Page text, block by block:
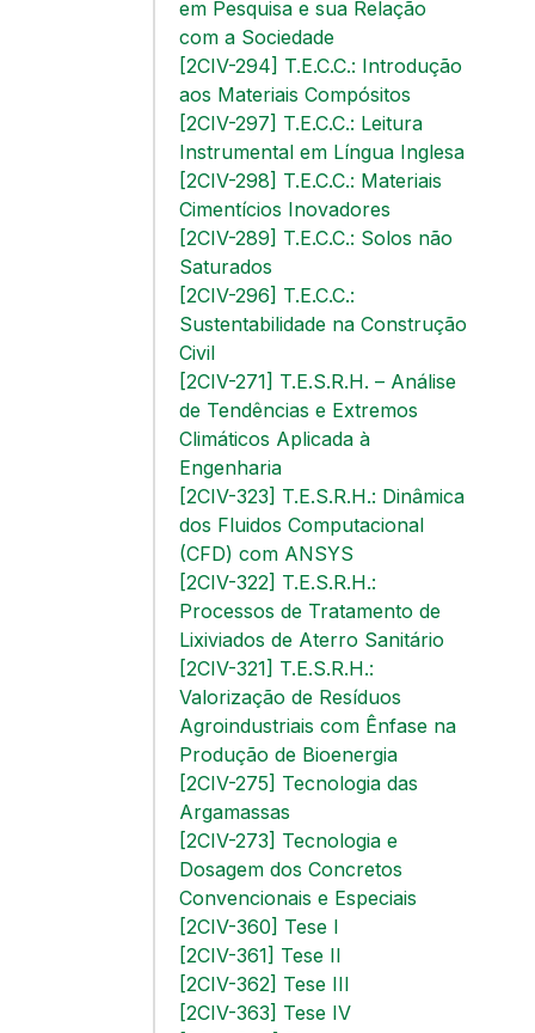
em Pesquisa e sua Relação
com a Sociedade
[2CIV-294] T.E.C.C.: Introdução
aos Materiais Compósitos
[2CIV-297] T.E.C.C.: Leitura
Instrumental em Língua Inglesa
[2CIV-298] T.E.C.C.: Materiais
Cimentícios Inovadores
[2CIV-289] T.E.C.C.: Solos não
Saturados
[2CIV-296] T.E.C.C.:
Sustentabilidade na Construção
Civil
[2CIV-271] T.E.S.R.H. – Análise
de Tendências e Extremos
Climáticos Aplicada à
Engenharia
[2CIV-323] T.E.S.R.H.: Dinâmica
dos Fluidos Computacional
(CFD) com ANSYS
[2CIV-322] T.E.S.R.H.:
Processos de Tratamento de
Lixiviados de Aterro Sanitário
[2CIV-321] T.E.S.R.H.:
Valorização de Resíduos
Agroindustriais com Ênfase na
Produção de Bioenergia
[2CIV-275] Tecnologia das
Argamassas
[2CIV-273] Tecnologia e
Dosagem dos Concretos
Convencionais e Especiais
[2CIV-360] Tese I
[2CIV-361] Tese II
[2CIV-362] Tese III
[2CIV-363] Tese IV